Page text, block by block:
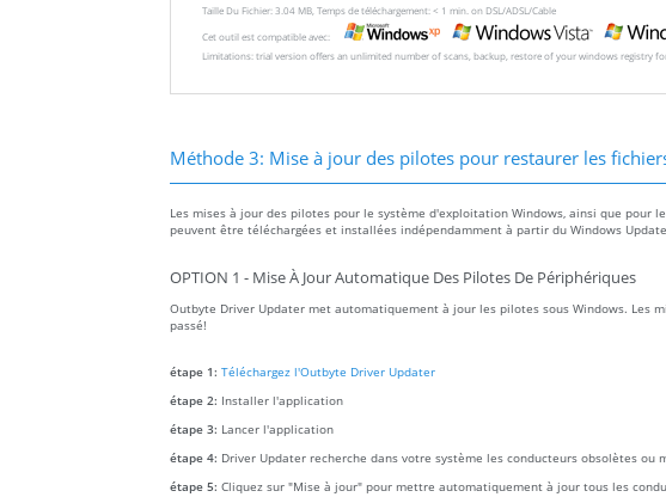
Taille Du Fichier: 3.04 MB, Temps de téléchargement: < 1 min. on DSL/ADSL/Cable
Cet outil est compatible avec:
Limitations: trial version offers an unlimited number of scans, backup, restore of your windows registry for
Méthode 3: Mise à jour des pilotes pour restaurer les
Les mises à jour des pilotes pour le système d'exploitation Windows, ainsi que pour
peuvent être téléchargées et installées indépendamment à partir du Windows
OPTION 1 - Mise À Jour Automatique Des Pilotes De Périphériques
Outbyte Driver Updater met automatiquement à jour les pilotes sous Windows. Les
passé!
étape 1: Téléchargez l'Outbyte Driver Updater
étape 2: Installer l'application
étape 3: Lancer l'application
étape 4: Driver Updater recherche dans votre système les conducteurs obsolètes ou
étape 5: Cliquez sur "Mise à jour" pour mettre automatiquement à jour tous les